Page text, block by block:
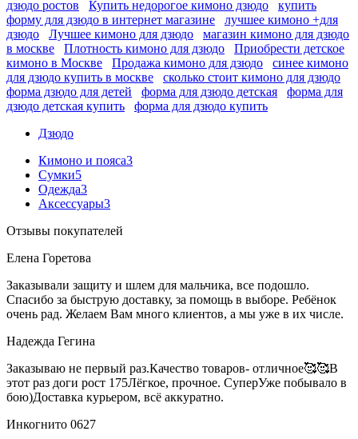
дзюдо ростов
Купить недорогое кимоно дзюдо
купить
форму для дзюдо в интернет магазине
лучшее кимоно +для
дзюдо
Лучшее кимоно для дзюдо
магазин кимоно для дзюдо
в москве
Плотность кимоно для дзюдо
Приобрести детское
кимоно в Москве
Продажа кимоно для дзюдо
синее кимоно
для дзюдо купить в москве
сколько стоит кимоно для дзюдо
форма дзюдо для детей
форма для дзюдо детская
форма для
дзюдо детская купить
форма для дзюдо купить
Дзюдо
Кимоно и пояса3
Сумки5
Одежда3
Аксессуары3
Отзывы покупателей
Елена Горетова
Заказывали защиту и шлем для мальчика, все подошло.
Спасибо за быструю доставку, за помощь в выборе. Ребёнок
очень рад. Желаем Вам много клиентов, а мы уже в их числе.
Надежда Гегина
Заказываю не первый раз.Качество товаров- отличное🥰🥰В
этот раз доги рост 175Лёгкое, прочное. СуперУже побывало в
бою)Доставка курьером, всё аккуратно.
Инкогнито 0627